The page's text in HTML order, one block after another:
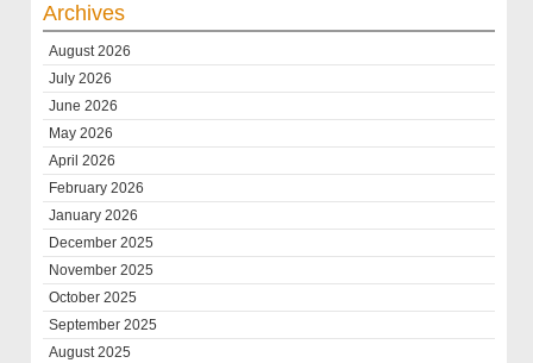
Archives
August 2026
July 2026
June 2026
May 2026
April 2026
February 2026
January 2026
December 2025
November 2025
October 2025
September 2025
August 2025